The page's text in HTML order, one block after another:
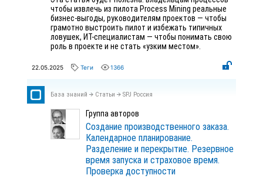
чтобы извлечь из пилота Process Mining реальные
бизнес-выгоды, руководителям проектов — чтобы
грамотно выстроить пилот и избежать типичных
ловушек, ИТ-специалистам — чтобы понимать свою
роль в проекте и не стать «узким местом».
22.05.2025 Теги 1366
База знаний Статьи SPJ Россия
Группа авторов
Создание производственного заказа.
Календарное планирование.
Разделение и перекрытие. Резервное
время запуска и страховое время.
Проверка доступности